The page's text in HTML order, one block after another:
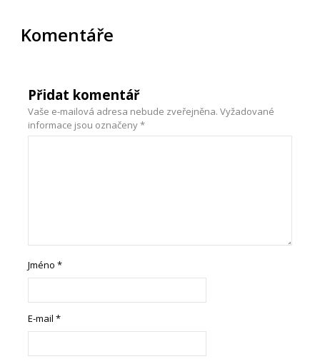
Komentáře
Přidat komentář
Vaše e-mailová adresa nebude zveřejněna. Vyžadované
informace jsou označeny*
Jméno*
E-mail*